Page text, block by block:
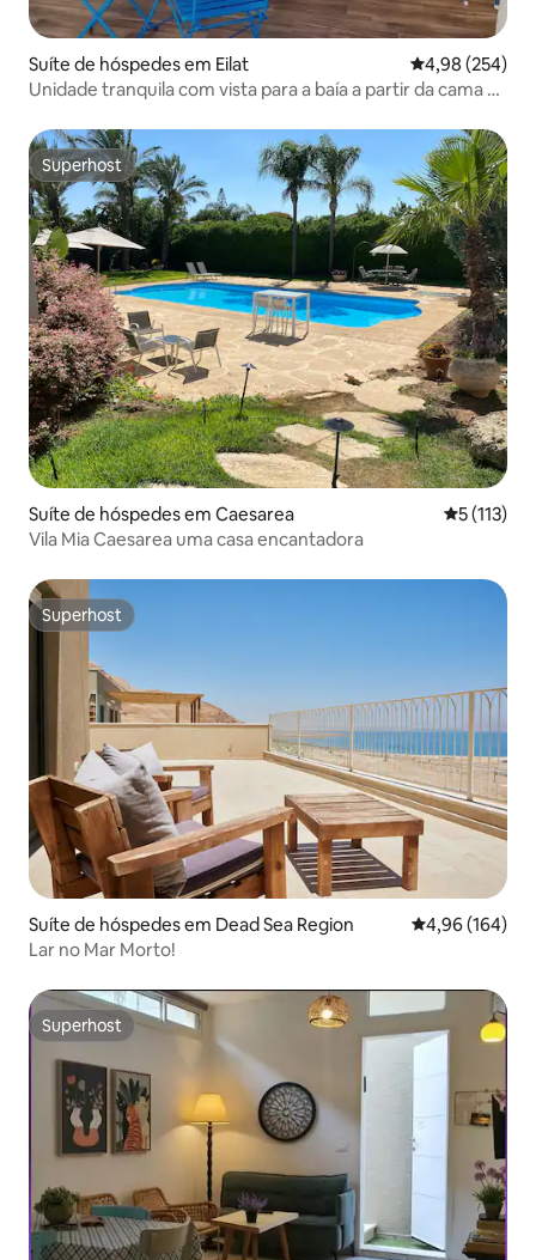
Suíte de hóspedes em Eilat Classificação
4,98 (254)
Unidade tranquila com vista para a baía a partir da cama –
Superhost
Superhost
Suíte de hóspedes em Caesarea
5 (113)
Vila Mia Caesarea uma casa encantadora
Superhost
Superhost
Suíte de hóspedes em Dead Sea Region Classificação
4,96 (164)
Lar no Mar Morto!
Superhost
Superhost